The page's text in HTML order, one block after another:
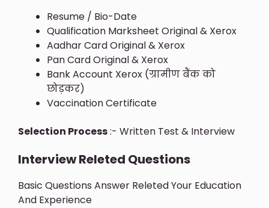
Resume / Bio-Date
Qualification Marksheet Original & Xerox
Aadhar Card Original & Xerox
Pan Card Original & Xerox
Bank Account Xerox (ग्रामीण बैंक को
छोड़कर)
Vaccination Certificate
Selection Process:- Written Test & Interview
Interview Releted Questions
Basic Questions Answer Releted Your Education
And Experience